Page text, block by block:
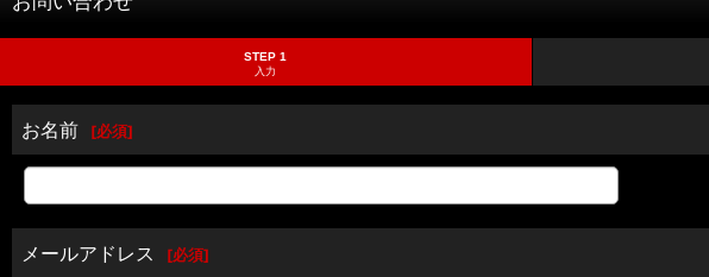
STEP 1
入力
お名前 [必須]
メールアドレス [必須]